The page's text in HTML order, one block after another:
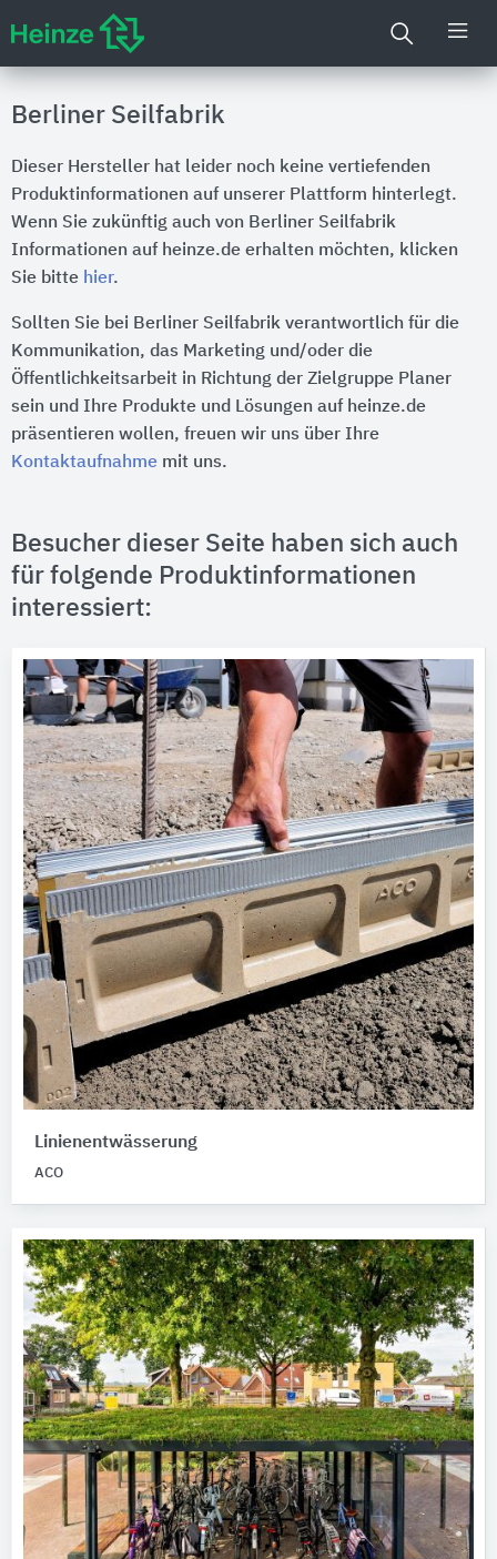
Berliner Seilfabrik
Dieser Hersteller hat leider noch keine vertiefenden
Produktinformationen auf unserer Plattform hinterlegt.
Wenn Sie zukünftig auch von Berliner Seilfabrik
Informationen auf heinze.de erhalten möchten, klicken
Sie bitte hier.
Sollten Sie bei Berliner Seilfabrik verantwortlich für die
Kommunikation, das Marketing und/oder die
Öffentlichkeitsarbeit in Richtung der Zielgruppe Planer
sein und Ihre Produkte und Lösungen auf heinze.de
präsentieren wollen, freuen wir uns über Ihre
Kontaktaufnahme mit uns.
Besucher dieser Seite haben sich auch
für folgende Produktinformationen
interessiert:
Linienentwässerung
ACO